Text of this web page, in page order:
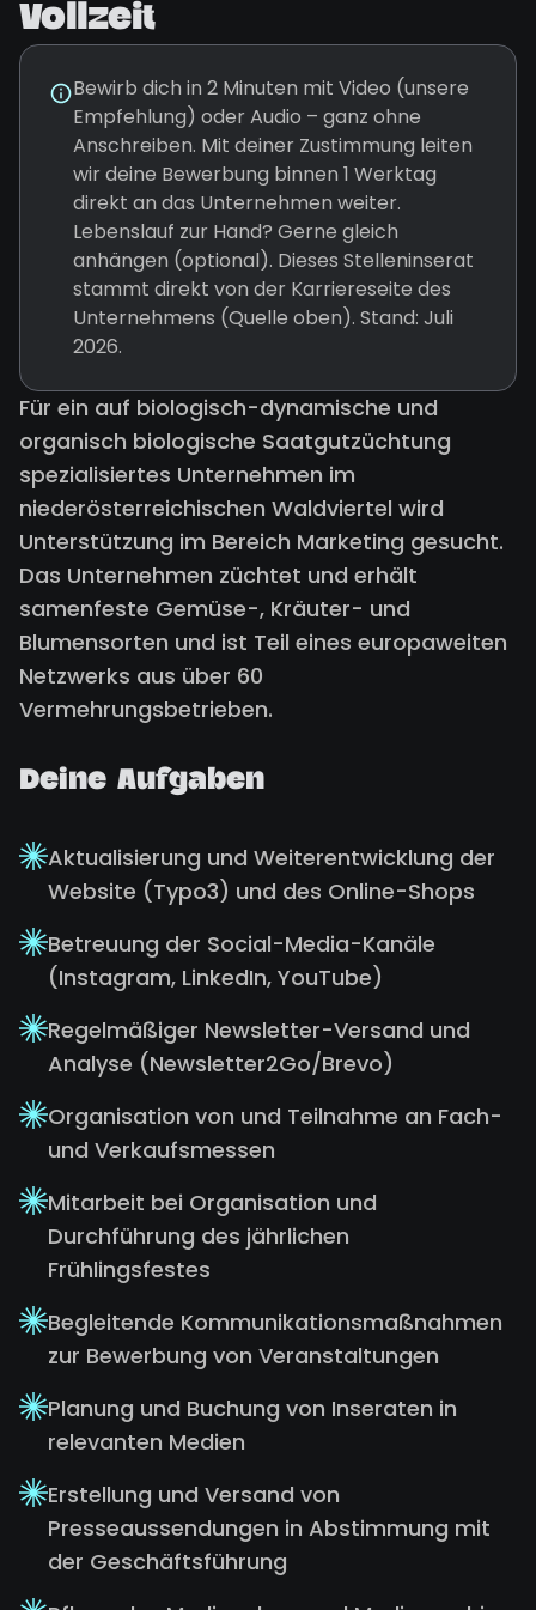
Vollzeit
Bewirb dich in 2 Minuten mit Video (unsere
Empfehlung) oder Audio – ganz ohne
Anschreiben. Mit deiner Zustimmung leiten
wir deine Bewerbung binnen 1 Werktag
direkt an das Unternehmen weiter.
Lebenslauf zur Hand? Gerne gleich
anhängen (optional). Dieses Stelleninserat
stammt direkt von der Karriereseite des
Unternehmens (Quelle oben). Stand: Juli
2026.
Für ein auf biologisch-dynamische und
organisch biologische Saatgutzüchtung
spezialisiertes Unternehmen im
niederösterreichischen Waldviertel wird
Unterstützung im Bereich Marketing gesucht.
Das Unternehmen züchtet und erhält
samenfeste Gemüse-, Kräuter- und
Blumensorten und ist Teil eines europaweiten
Netzwerks aus über 60
Vermehrungsbetrieben.
Deine Aufgaben
Aktualisierung und Weiterentwicklung der
Website (Typo3) und des Online-Shops
Betreuung der Social-Media-Kanäle
(Instagram, LinkedIn, YouTube)
Regelmäßiger Newsletter-Versand und
Analyse (Newsletter2Go/Brevo)
Organisation von und Teilnahme an Fach-
und Verkaufsmessen
Mitarbeit bei Organisation und
Durchführung des jährlichen
Frühlingsfestes
Begleitende Kommunikationsmaßnahmen
zur Bewerbung von Veranstaltungen
Planung und Buchung von Inseraten in
relevanten Medien
Erstellung und Versand von
Presseaussendungen in Abstimmung mit
der Geschäftsführung